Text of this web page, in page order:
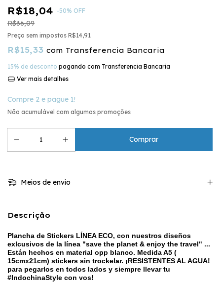
R$18,04 -50% OFF
R$36,09
Preço sem impostos R$14,91
R$15,33 com Transferencia Bancaria
15% de desconto pagando com Transferencia Bancaria
Ver mais detalhes
Compre 2 e pague 1!
Não acumulável com algumas promoções
Meios de envio
Descrição
Plancha de Stickers LÍNEA ECO, con nuestros diseños
exlcusivos de la línea "save the planet & enjoy the travel" ...
Están hechos en material opp blanco. Medida A5 (
15cmx21cm) stickers sin trockelar. ¡RESISTENTES AL AGUA!
para pegarlos en todos lados y siempre llevar tu
#IndochinaStyle con vos!